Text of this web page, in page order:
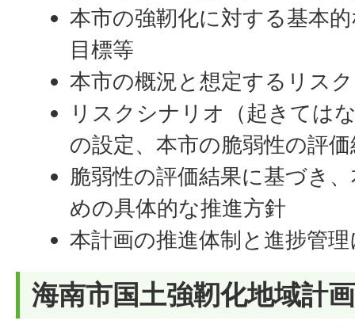
本市の強靭化に対する基本
目標等
本市の概況と想定するリスク
リスクシナリオ（起きては
の設定、本市の脆弱性の評
脆弱性の評価結果に基づき
めの具体的な推進方針
本計画の推進体制と進捗管
海南市国土強靭化地域計画